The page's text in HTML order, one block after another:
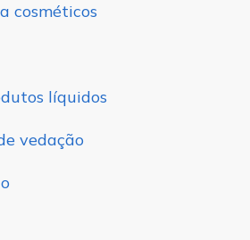
cosméticos
líquidos
vedação